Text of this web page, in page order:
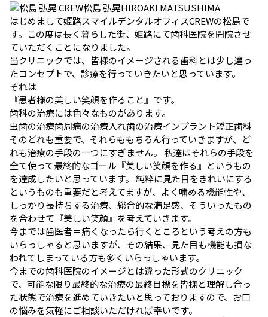
CREW松島 弘晃HIROAKI MATSUSHIMA
はじめまして姫路スマイルデンタルオフィスCREWの松島で
す。 この度は長く暮らした街、姫路にて歯科医院を開院させ
ていただくことになりました。
当クリニックでは、皆様のイメージされる歯科とは少し違っ
たコンセプトで、診療を行っていきたいと思っています。
それは
『患者様の美しい笑顔を作ること』 です。
歯科の治療には色々なものがあります。
虫歯の治療歯周病の治療入れ歯の治療インプラント矯正歯科
そのどれも重要で、それらももちろん行っていきますが、ど
れも治療の手段の一つにすぎません。 私達はそれらの手段を
全て使って最終的なゴール『美しい笑顔を作る』というもの
を達成したいと思っています。 純粋に見た目をきれいにする
というものも重要だと考えてますが、よく噛める機能性や、
しっかり長持ちする治療、総合的な満足感、そういったもの
を合わせて『美しい笑顔』を考えていきます。
今までは歯医者＝痛くなったら行くところという考えの方も
いらっしゃると思いますが、その結果、見た目も機能も損な
われてしまっている方も多くいらっしゃいます。
今までの歯科医院のイメージとは違った形式のクリニック
で、可能な限り最終的な治療の最終目標を皆様と理解し合っ
た状態で治療を進めていきたいと思っておりますので、お口
の悩みを気軽にご相談いただければ幸いです。